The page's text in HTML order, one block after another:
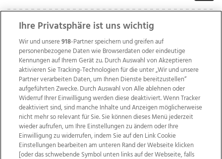
Wir über uns Mediadaten Kontakt
Jobs
Ihre Privatsphäre ist uns wichtig
Wir und unsere918-Partner speichern und greifen auf
personenbezogene Daten wie Browserdaten oder eindeutige
Kennungen auf Ihrem Gerät zu. Durch Auswahl von Akzeptieren
aktivieren Sie Tracking-Technologien für die unter „Wir und unsere
Partner verarbeiten Daten, um Ihnen Dienste bereitzustellen“
aufgeführten Zwecke. Durch Auswahl von Alle ablehnen oder
Widerruf Ihrer Einwilligung werden diese deaktiviert. Wenn Tracker
deaktiviert sind, sind manche Inhalte und Anzeigen möglicherweise
nicht mehr so relevant für Sie. Sie können dieses Menü jederzeit
wieder aufrufen, um Ihre Einstellungen zu ändern oder Ihre
Einwilligung zu widerrufen, indem Sie auf den Link Cookie
Einstellungen bearbeiten am unteren Rand der Webseite klicken
[oder das schwebende Symbol unten links auf der Webseite, falls